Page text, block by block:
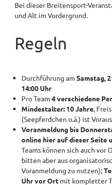
Bei dieser Breitensport-
und Alt im Vordergrund.
Regeln
Durchführung am Samstag,
14:00 Uhr
Pro Team 4 verschiedene
Mindestalter: 10 Jahre ,
(Seepferdchen o.ä.) ist
Voranmeldung bis
online hier auf dieser Seite
Teams können sich auch vor
bitten aber aus
Voranmeldung zu nutzen);
Uhr vor Ort mit kompletter